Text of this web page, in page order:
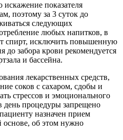
искажение показателя
поэтому за 3 суток до
следующих
любых напитков, в
спирт, исключить повышенную
до забора крови рекомендуется
и бассейна.
лекарственных средств,
соков с сахаром, сдобы и
стрессов и эмоционального
процедуры запрещено
назначен прием
основе, об этом нужно